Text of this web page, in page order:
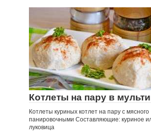
Котлеты на пару в
Котлеты куриных котлет на пару с мясного
панировочными Составляющие: куриное
луковица